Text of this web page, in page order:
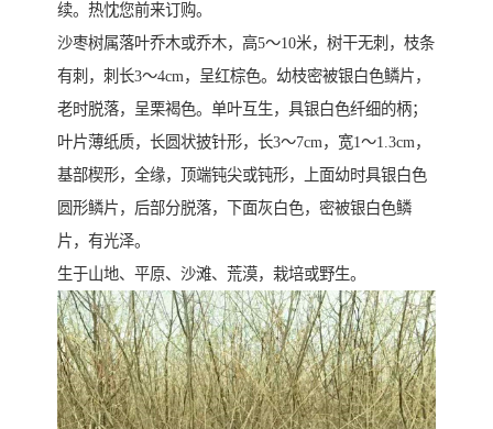
续。热忱您前来订购。
沙枣树属落叶乔木或乔木，高5～10米，树干无刺，枝条
有刺，刺长3～4cm，呈红棕色。幼枝密被银白色鳞片，
老时脱落，呈栗褐色。单叶互生，具银白色纤细的柄；
叶片薄纸质，长圆状披针形，长3～7cm，宽1～1.3cm，
基部楔形，全缘，顶端钝尖或钝形，上面幼时具银白色
圆形鳞片，后部分脱落，下面灰白色，密被银白色鳞
片，有光泽。
生于山地、平原、沙滩、荒漠，栽培或野生。